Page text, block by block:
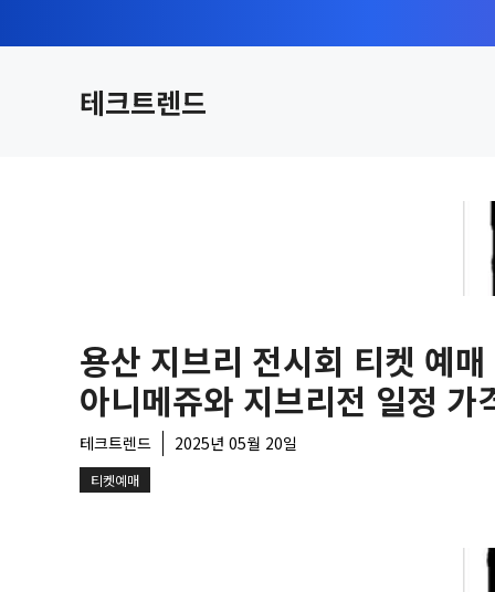
텐
테크트렌드
용산 지브리 전시회 티켓 예
아니메쥬와 지브리전 일정 가
테크트렌드 2025년 05월 20일
티켓예매